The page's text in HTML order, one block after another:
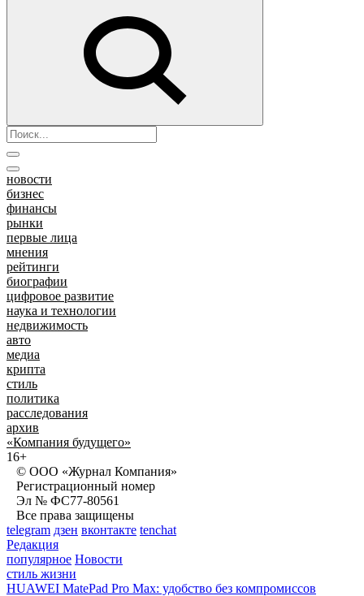
новости
бизнес
финансы
рынки
первые лица
мнения
рейтинги
биографии
цифровое развитие
наука и технологии
недвижимость
авто
медиа
крипта
стиль
политика
расследования
архив
«Компания будущего»
16+
© ООО «Журнал Компания»
Регистрационный номер
Эл № ФС77-80561
Все права защищены
telegram дзен вконтакте tenchat
Редакция
популярное Новости
стиль жизни
HUAWEI MatePad Pro Max: удобство без компромиссов